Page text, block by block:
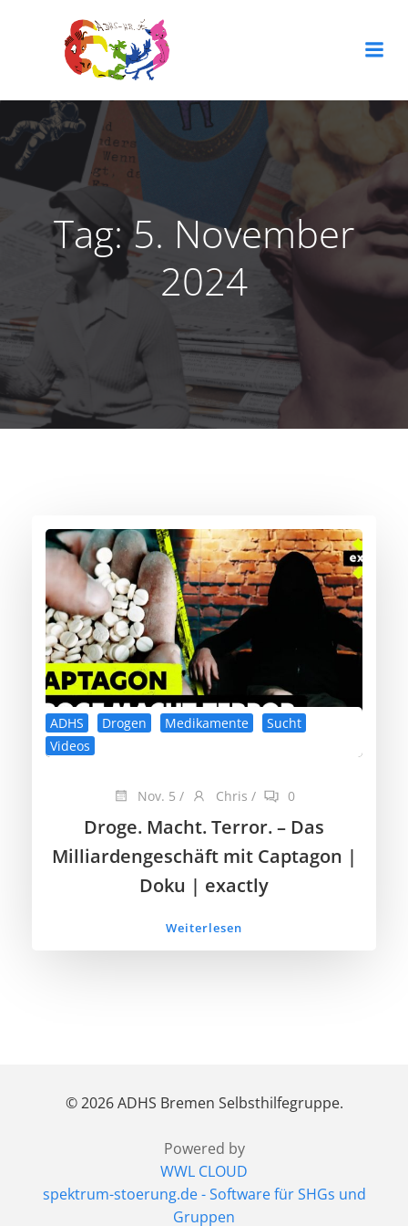
Tag:5. November
2024
ADHS Drogen Medikamente
Sucht
Videos
Nov. 5 / Chris / 0
Droge. Macht. Terror. – Das
Milliardengeschäft mit Captagon |
Doku | exactly
Weiterlesen
© 2026 ADHS Bremen Selbsthilfegruppe.
Powered by
WWL CLOUD
spektrum-stoerung.de - Software für SHGs und
Gruppen